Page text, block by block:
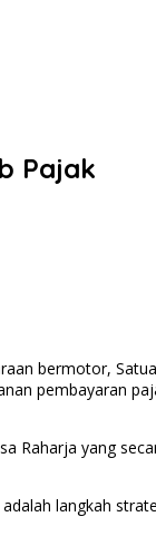
Pajak
bermotor,
pembayaran
Raharja yang
langkah